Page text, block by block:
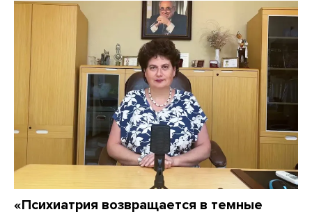
«Психиатрия возвращается в темные